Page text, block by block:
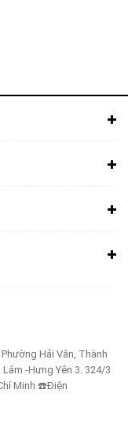
Hải Vân, Thành
-Hưng Yên 3. 324/3
Minh ☎️Điện